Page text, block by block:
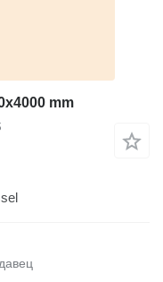
mm